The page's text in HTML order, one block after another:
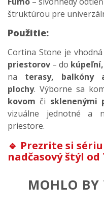
štruktúrou pre
Použitie:
Cortina Stone je
priestorov – do
na terasy, balkóny
plochy. Výborne sa
kovom či sklenenými
vizuálne jednotné a
priestore.
🔹 Prezrite si sériu
nadčasový štýl od
MOHLO BY